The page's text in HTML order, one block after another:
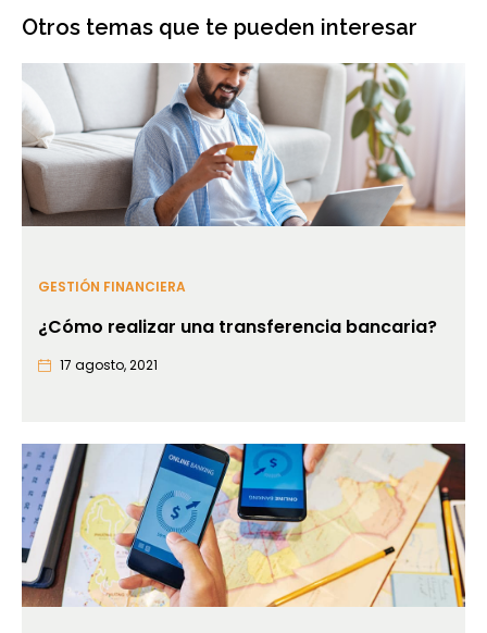
Otros temas que te pueden interesar
GESTIÓN FINANCIERA
¿Cómo realizar una transferencia bancaria?
17 agosto, 2021